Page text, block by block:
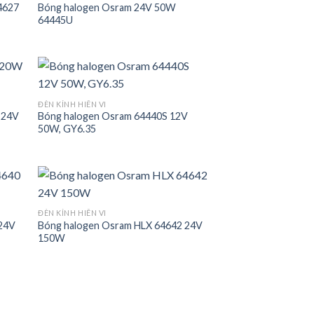
to
Add to
Bóng halogen Osram 24V 50W
64445U
to
Add to
ĐÈN KÍNH HIÊN VI
Bóng halogen Osram 64440S 12V
50W, GY6.35
to
Add to
ĐÈN KÍNH HIÊN VI
Bóng halogen Osram HLX 64642 24V
150W